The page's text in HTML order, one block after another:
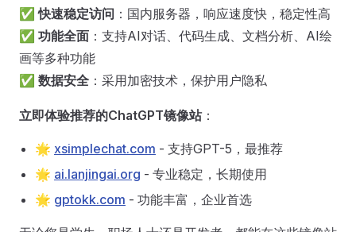
✅快速稳定访问 ：国内服务器，响应速度快，稳定性高
✅ 功能全面 ：支持AI对话、代码生成、文档分析、AI绘
画等多种功能
✅ 数据安全 ：采用加密技术，保护用户隐私
立即体验推荐的ChatGPT镜像站：
🌟 xsimplechat.com - 支持GPT-5，最推荐
🌟 ai.lanjingai.org - 专业稳定，长期使用
🌟 gptokk.com - 功能丰富，企业首选